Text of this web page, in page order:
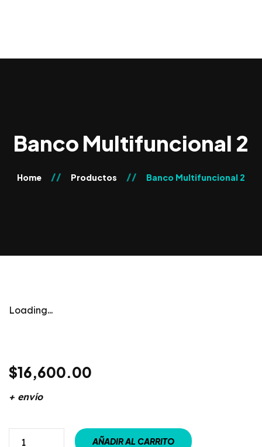
Banco Multifuncional 2
Home Productos Banco Multifuncional 2
Loading...
$16,600.00
+ envío
AÑADIR AL CARRITO